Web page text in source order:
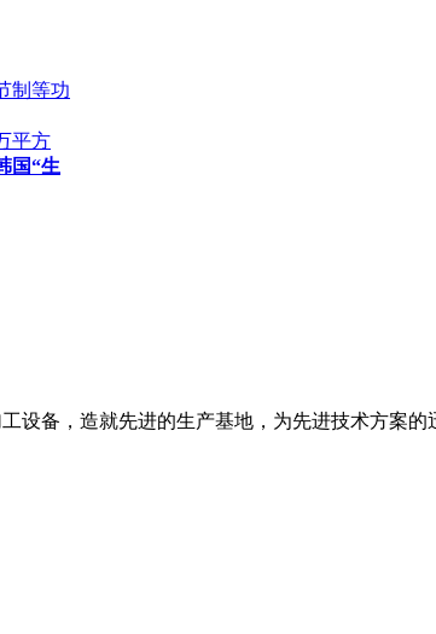
制等功
平方
国“生
设备，造就先进的生产基地，为先进技术方案的